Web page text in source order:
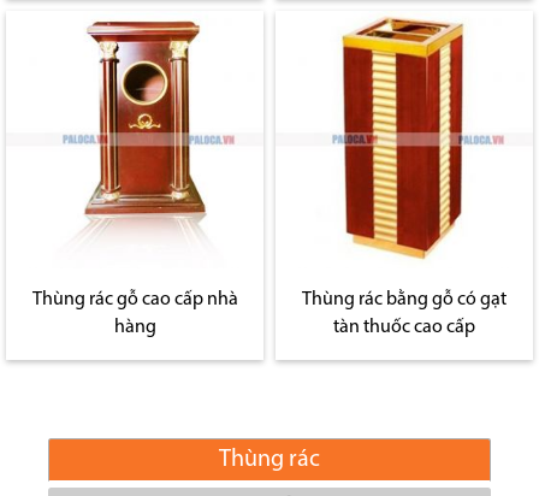
Thùng rác gỗ cao cấp nhà
hàng
Thùng rác bằng gỗ có gạt
tàn thuốc cao cấp
Thùng rác